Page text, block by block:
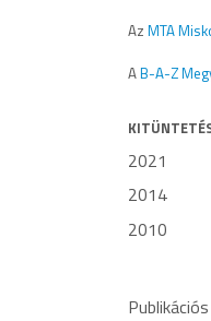
Az MTA
AB-A-Z
2021
2014
2010